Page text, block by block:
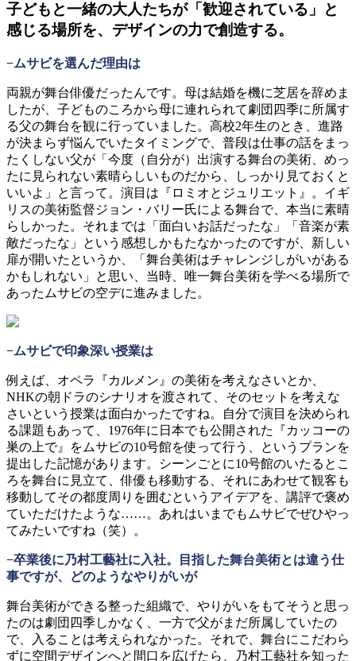
子どもと一緒の大人たちが「歓迎されている」と
感じる場所を、デザインの力で創造する。
−ムサビを選んだ理由は
両親が舞台俳優だったんです。母は結婚を機に芝居を辞めま
したが、子どものころから母に連れられて劇団四季に所属す
る父の舞台を観に行っていました。高校2年生のとき、進路
が決まらず悩んでいたタイミングで、普段は仕事の話をまっ
たくしない父が「今度（自分が）出演する舞台の美術、めっ
たに見られない素晴らしいものだから、しっかり見ておくと
いいよ」と言って。演目は『ロミオとジュリエット』。イギ
リスの美術監督ジョン・バリー氏による舞台で、本当に素晴
らしかった。それまでは「面白いお話だったな」「音楽が素
敵だったな」という感想しかもたなかったのですが、新しい
扉が開いたというか、「舞台美術はチャレンジしがいがある
かもしれない」と思い、当時、唯一舞台美術を学べる場所で
あったムサビの空デに進みました。
−ムサビで印象深い授業は
例えば、オペラ『カルメン』の美術を考えなさいとか、
NHKの朝ドラのシナリオを渡されて、そのセットを考えな
さいという授業は面白かったですね。自分で演目を決められ
る課題もあって、1976年に日本でも公開された『カッコーの
巣の上で』をムサビの10号館を使って行う、というプランを
提出した記憶があります。シーンごとに10号館のいたるとこ
ろを舞台に見立て、俳優も移動する、それにあわせて観客も
移動してその都度周りを囲むというアイデアを、講評で褒め
ていただけたような……。あれはいまでもムサビでぜひやっ
てみたいですね（笑）。
−卒業後に乃村工藝社に入社。目指した舞台美術とは違う仕
事ですが、どのようなやりがいが
舞台美術ができる整った組織で、やりがいをもてそうと思っ
たのは劇団四季しかなく、一方で父がまだ所属していたの
で、入ることは考えられなかった。それで、舞台にこだわら
ずに空間デザインへと間口を広げたら、乃村工藝社を知った